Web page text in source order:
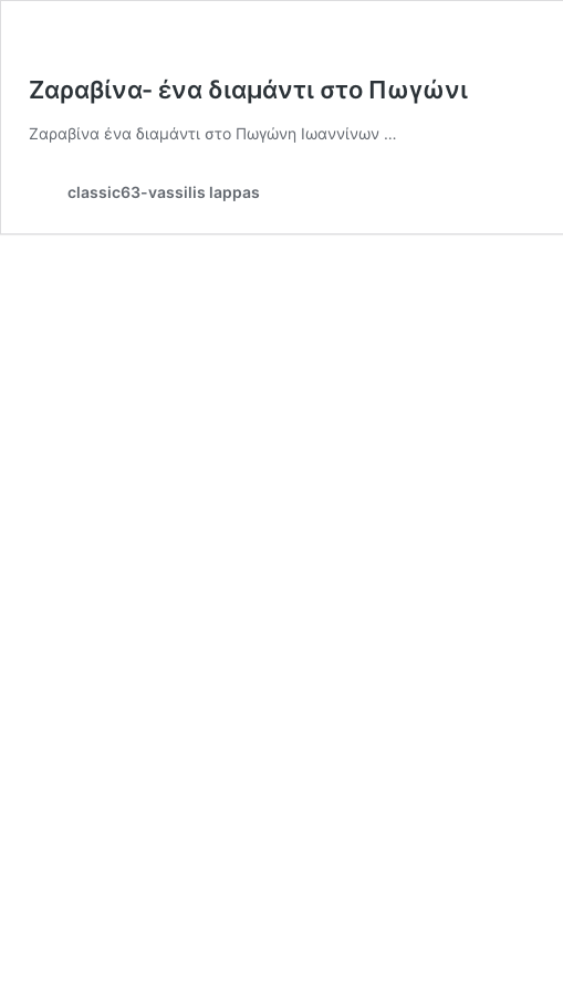
Ζαραβίνα- ένα διαμάντι στο Πωγώνι
Ζαραβίνα ένα διαμάντι στο Πωγώνη Ιωαννίνων …
classic63-vassilis lappas